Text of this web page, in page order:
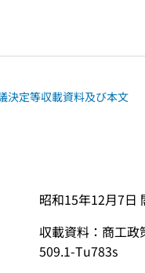
決定等収載資料及び本文
昭和15年12月7日
収載資料：商工
509.1-Tu783s